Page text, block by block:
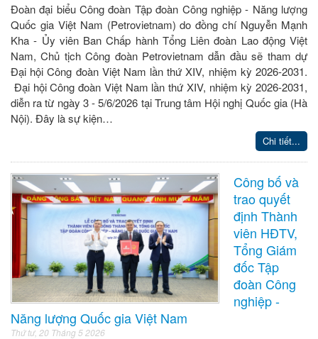
Đoàn đại biểu Công đoàn Tập đoàn Công nghiệp - Năng lượng
Quốc gia Việt Nam (Petrovietnam) do đồng chí Nguyễn Mạnh
Kha - Ủy viên Ban Chấp hành Tổng Liên đoàn Lao động Việt
Nam, Chủ tịch Công đoàn Petrovietnam dẫn đầu sẽ tham dự
Đại hội Công đoàn Việt Nam lần thứ XIV, nhiệm kỳ 2026-2031.
Đại hội Công đoàn Việt Nam lần thứ XIV, nhiệm kỳ 2026-2031,
diễn ra từ ngày 3 - 5/6/2026 tại Trung tâm Hội nghị Quốc gia (Hà
Nội). Đây là sự kiện…
Chi tiết...
Công bố và
trao quyết
định Thành
viên HĐTV,
Tổng Giám
đốc Tập
đoàn Công
nghiệp -
Năng lượng Quốc gia Việt Nam
Thứ tư, 20 Tháng 5 2026